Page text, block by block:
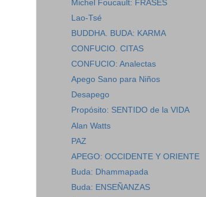
Michel Foucault: FRASES
Lao-Tsé
BUDDHA. BUDA: KARMA
CONFUCIO. CITAS
CONFUCIO: Analectas
Apego Sano para Niños
Desapego
Propósito: SENTIDO de la VIDA
Alan Watts
PAZ
APEGO: OCCIDENTE Y ORIENTE
Buda: Dhammapada
Buda: ENSEÑANZAS